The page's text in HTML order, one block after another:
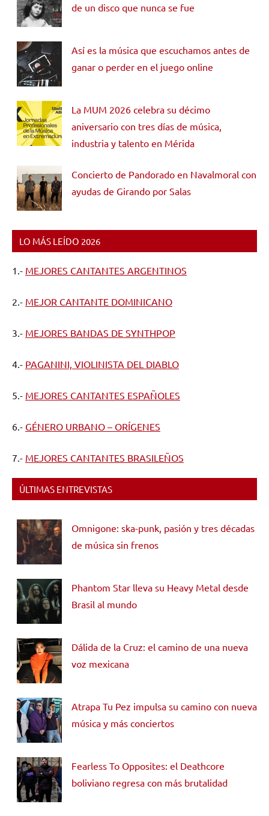
de un disco que nunca se fue
Así es la música que escuchamos antes de
ganar o perder en el juego online
La MUM 2026 celebra su décimo
aniversario con tres días de música,
industria y talento en Mérida
Concierto de Pandorado en Navalmoral con
ayudas de Girando por Salas
LO MÁS LEÍDO 2026
1.- MEJORES CANTANTES ARGENTINOS
2.- MEJOR CANTANTE DOMINICANO
3.- MEJORES BANDAS DE SYNTHPOP
4.- PAGANINI, VIOLINISTA DEL DIABLO
5.- MEJORES CANTANTES ESPAÑOLES
6.- GÉNERO URBANO – ORÍGENES
7.- MEJORES CANTANTES BRASILEÑOS
ÚLTIMAS ENTREVISTAS
Omnigone: ska-punk, pasión y tres décadas
de música sin frenos
Phantom Star lleva su Heavy Metal desde
Brasil al mundo
Dálida de la Cruz: el camino de una nueva
voz mexicana
Atrapa Tu Pez impulsa su camino con nueva
música y más conciertos
Fearless To Opposites: el Deathcore
boliviano regresa con más brutalidad